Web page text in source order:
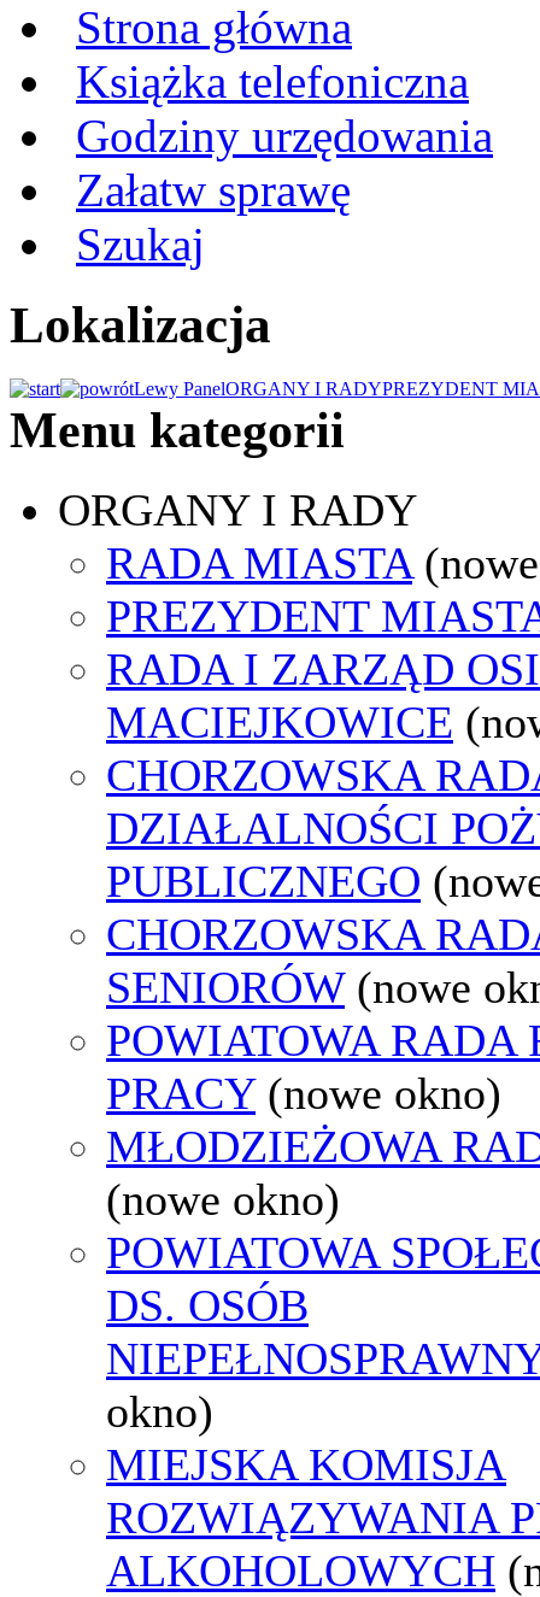
Strona główna
Książka telefoniczna
Godziny urzędowania
Załatw sprawę
Szukaj
Lokalizacja
Lewy PanelORGANY I RADYPREZYDENT
Menu kategorii
ORGANY I RADY
RADA MIASTA
PREZYDENT
RADA I ZARZĄD
MACIEJKOWICE
CHORZOWSKA
DZIAŁALNOŚCI
PUBLICZNEGO
CHORZOWSKA
SENIORÓW (nowe
POWIATOWA RADA
PRACY (nowe okno)
MŁODZIEŻOWA
(nowe okno)
POWIATOWA
DS. OSÓB
okno)
MIEJSKA KOMISJA
ROZWIĄZYWANIA
ALKOHOLOWYCH